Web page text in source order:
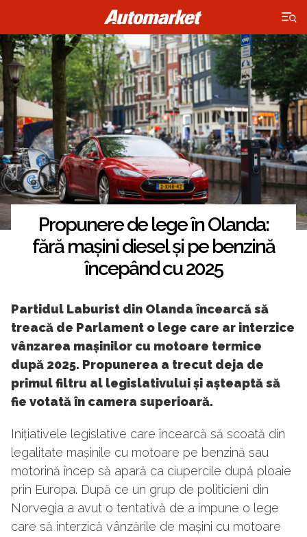
×
Propunere de lege în Olanda:
fără mașini diesel și pe benzină
începând cu 2025
Partidul Laburist din Olanda încearcă să
treacă de Parlament o lege care ar interzice
vânzarea mașinilor cu motoare termice
după 2025. Propunerea a trecut deja de
primul filtru al legislativului și așteaptă să
fie votată în camera superioară.
Inițiativele legislative care încearcă să scoată din
legalitate mașinile cu motoare pe benzină sau
motorină încep să apară ca ciupercile după ploaie
prin Europa. După ce un grup de politicieni din
Norvegia a avut o tentativă de a impune o lege
care să interzică vânzările de mașini cu motoare